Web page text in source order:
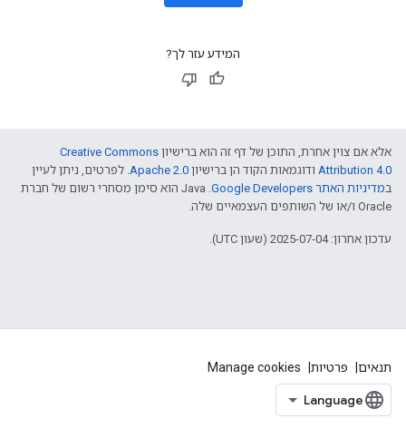
המידע עזר לך?
אלא אם צוין אחרת, התוכן של דף זה הוא ברישיון Creative Commons
Attribution 4.0 ודוגמאות הקוד הן ברישיון Apache 2.0. לפרטים, ניתן לעיין
במדיניות האתר Google Developers‏
.‏ Java הוא סימן מסחרי רשום של חברת
Oracle ו/או של השותפים העצמאיים שלה.
עדכון אחרון: 2025-07-04 (שעון UTC).
תנאים פרטיות Manage cookies